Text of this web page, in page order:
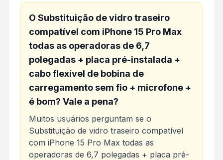
O Substituição de vidro traseiro
compatível com iPhone 15 Pro Max
todas as operadoras de 6,7
polegadas + placa pré-instalada +
cabo flexível de bobina de
carregamento sem fio + microfone +
é bom? Vale a pena?
Muitos usuários perguntam se o
Substituição de vidro traseiro compatível
com iPhone 15 Pro Max todas as
operadoras de 6,7 polegadas + placa pré-